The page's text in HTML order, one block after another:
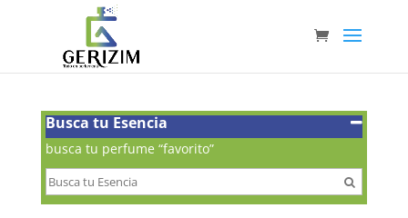
Busca tu Esencia
busca tu perfume “favorito”